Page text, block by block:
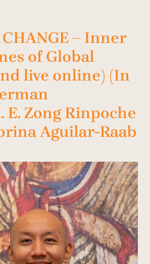
– Inner
of Global
live online) (In
Zong Rinpoche
Aguilar-Raab